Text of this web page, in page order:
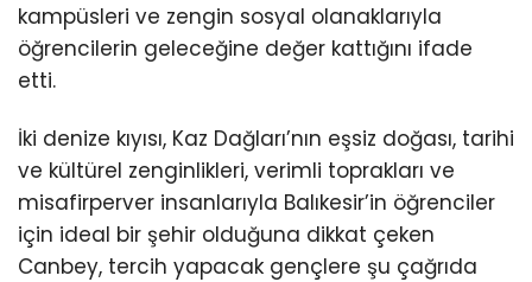
kampüsleri ve zengin sosyal olanaklarıyla
öğrencilerin geleceğine değer kattığını ifade
etti.
İki denize kıyısı, Kaz Dağları’nın eşsiz doğası, tarihi
ve kültürel zenginlikleri, verimli toprakları ve
misafirperver insanlarıyla Balıkesir’in öğrenciler
için ideal bir şehir olduğuna dikkat çeken
Canbey, tercih yapacak gençlere şu çağrıda